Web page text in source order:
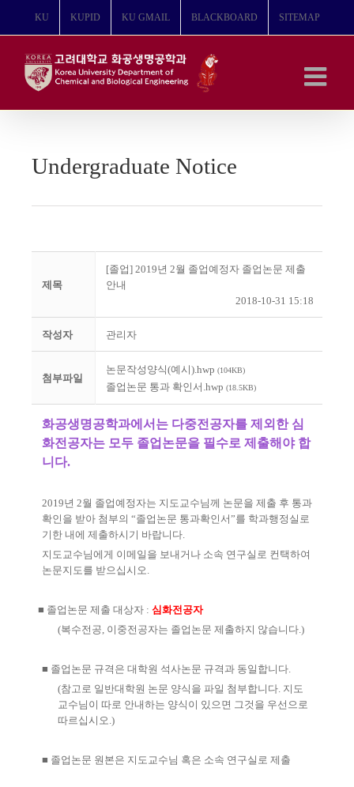
뛰
KU KUPID KU GMAIL BLACKBOARD SITEMAP
Undergraduate Notice
제목
[졸업] 2019년 2월 졸업예정자 졸업논문 제출
안내
2018-10-31 15:18
작성자 관리자
첨부파일
논문작성양식(예시).hwp (104KB)
졸업논문 통과 확인서.hwp (18.5KB)
화공생명공학과에서는 다중전공자를 제외한 심
화전공자는 모두 졸업논문을 필수로 제출해야 합
니다.
2019년 2월 졸업예정자는 지도교수님께 논문을 제출 후 통과
확인을 받아 첨부의 “졸업논문 통과확인서”를 학과행정실로
기한 내에 제출하시기 바랍니다.
지도교수님에게 이메일을 보내거나 소속 연구실로 컨택하여
논문지도를 받으십시오.
■ 졸업논문 제출 대상자 : 심화전공자
(복수전공, 이중전공자는 졸업논문 제출하지 않습니다.)
■ 졸업논문 규격은 대학원 석사논문 규격과 동일합니다.
(참고로 일반대학원 논문 양식을 파일 첨부합니다. 지도
교수님이 따로 안내하는 양식이 있으면 그것을 우선으로
따르십시오.)
■ 졸업논문 원본은 지도교수님 혹은 소속 연구실로 제출